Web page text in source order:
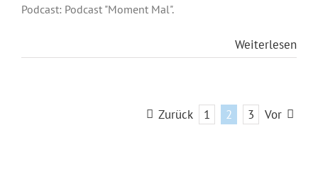
Podcast: Podcast "Moment Mal".
Weiterlesen
Zurück 1 2 3 Vor